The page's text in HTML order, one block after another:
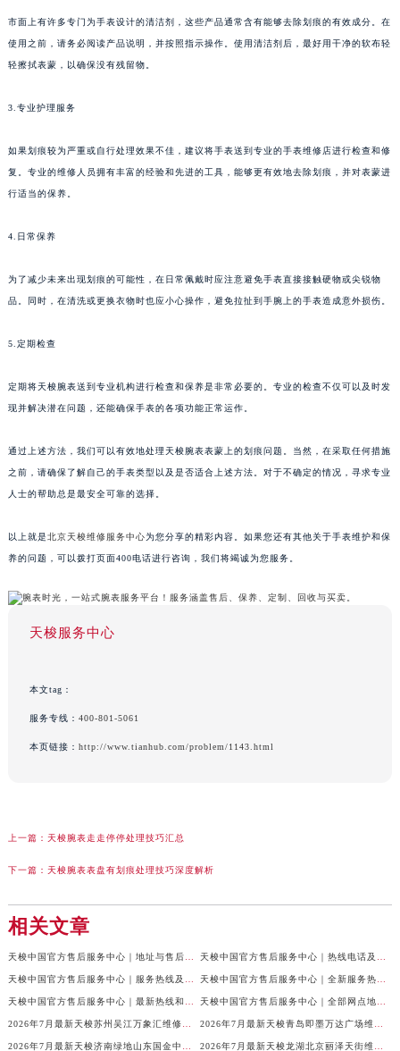
市面上有许多专门为手表设计的清洁剂，这些产品通常含有能够去除划痕的有效成分。在
使用之前，请务必阅读产品说明，并按照指示操作。使用清洁剂后，最好用干净的软布轻
轻擦拭表蒙，以确保没有残留物。
3.专业护理服务
如果划痕较为严重或自行处理效果不佳，建议将手表送到专业的手表维修店进行检查和修
复。专业的维修人员拥有丰富的经验和先进的工具，能够更有效地去除划痕，并对表蒙进
行适当的保养。
4.日常保养
为了减少未来出现划痕的可能性，在日常佩戴时应注意避免手表直接接触硬物或尖锐物
品。同时，在清洗或更换衣物时也应小心操作，避免拉扯到手腕上的手表造成意外损伤。
5.定期检查
定期将天梭腕表送到专业机构进行检查和保养是非常必要的。专业的检查不仅可以及时发
现并解决潜在问题，还能确保手表的各项功能正常运作。
通过上述方法，我们可以有效地处理天梭腕表表蒙上的划痕问题。当然，在采取任何措施
之前，请确保了解自己的手表类型以及是否适合上述方法。对于不确定的情况，寻求专业
人士的帮助总是最安全可靠的选择。
以上就是北京天梭维修服务中心为您分享的精彩内容。如果您还有其他关于手表维护和保
养的问题，可以拨打页面400电话进行咨询，我们将竭诚为您服务。
天梭服务中心
本文tag：
服务专线： 400-801-5061
本页链接： http://www.tianhub.com/problem/1143.html
上一篇： 天梭腕表走走停停处理技巧汇总
下一篇： 天梭腕表表盘有划痕处理技巧深度解析
相关文章